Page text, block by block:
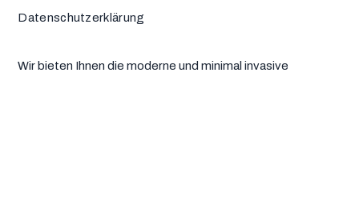
Datenschutzerklärung
Wir bieten Ihnen die moderne und minimal invasive